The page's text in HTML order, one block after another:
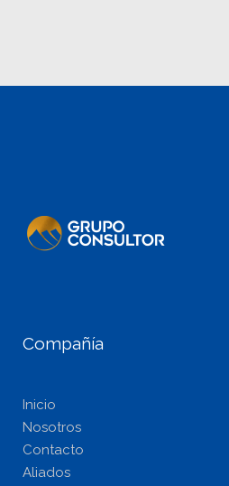
Compañía
Inicio
Nosotros
Contacto
Aliados